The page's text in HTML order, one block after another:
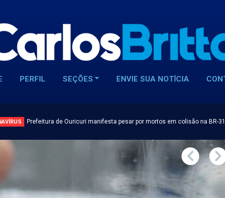
PERFIL SEÇÕES ENVIE SUA NOTÍCIA
Prefeitura de Ouricuri manifesta pesar por mortos em colisão na BR-